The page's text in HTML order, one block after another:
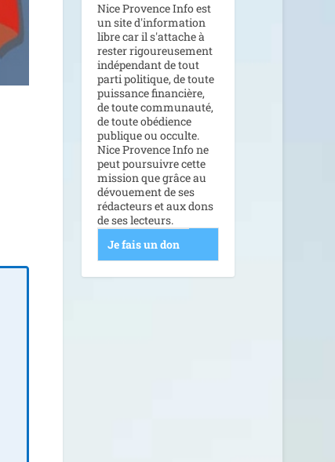
Nice Provence Info est
un site d'information
libre car il s'attache à
rester rigoureusement
indépendant de tout
parti politique, de toute
puissance financière,
de toute communauté,
de toute obédience
publique ou occulte.
Nice Provence Info ne
peut poursuivre cette
mission que grâce au
dévouement de ses
rédacteurs et aux dons
de ses lecteurs.
Je fais un don